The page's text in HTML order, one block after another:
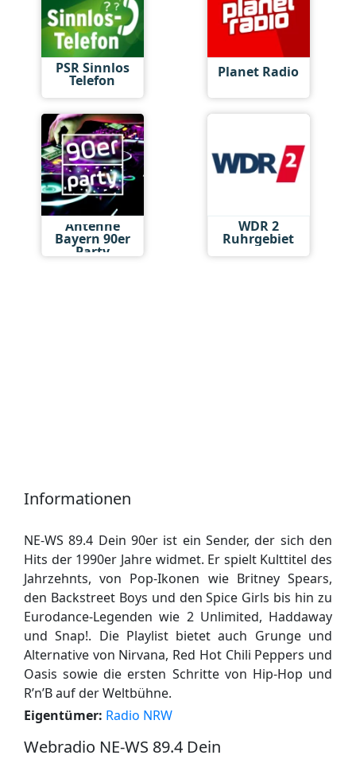
PSR Sinnlos
Telefon Planet Radio
Antenne
Bayern 90er
Party
WDR 2
Ruhrgebiet
Informationen
NE-WS 89.4 Dein 90er ist ein Sender, der sich den
Hits der 1990er Jahre widmet. Er spielt Kulttitel des
Jahrzehnts, von Pop-Ikonen wie Britney Spears,
den Backstreet Boys und den Spice Girls bis hin zu
Eurodance-Legenden wie 2 Unlimited, Haddaway
und Snap!. Die Playlist bietet auch Grunge und
Alternative von Nirvana, Red Hot Chili Peppers und
Oasis sowie die ersten Schritte von Hip-Hop und
R’n’B auf der Weltbühne.
Eigentümer: Radio NRW
Webradio NE-WS 89.4 Dein